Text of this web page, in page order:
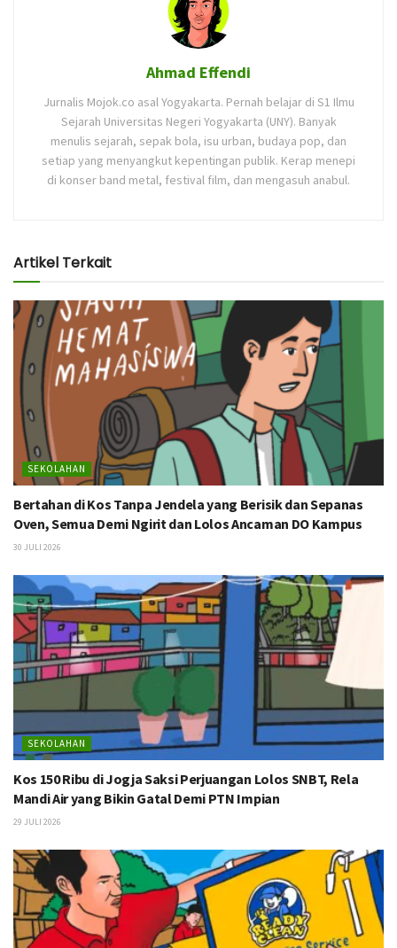
Ahmad Effendi
Jurnalis Mojok.co asal Yogyakarta. Pernah belajar di S1 Ilmu
Sejarah Universitas Negeri Yogyakarta (UNY). Banyak
menulis sejarah, sepak bola, isu urban, budaya pop, dan
setiap yang menyangkut kepentingan publik. Kerap menepi
di konser band metal, festival film, dan mengasuh anabul.
Artikel Terkait
SEKOLAHAN
Bertahan di Kos Tanpa Jendela yang Berisik dan Sepanas
Oven, Semua Demi Ngirit dan Lolos Ancaman DO Kampus
30 JULI 2026
SEKOLAHAN
Kos 150 Ribu di Jogja Saksi Perjuangan Lolos SNBT, Rela
Mandi Air yang Bikin Gatal Demi PTN Impian
29 JULI 2026